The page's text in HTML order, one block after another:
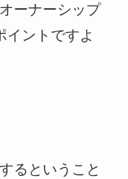
ーナーシップ
イントですよ
るということ